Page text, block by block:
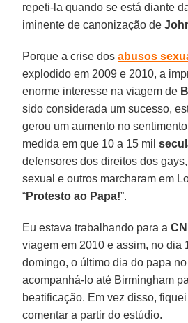
repeti-la quando se está diante
iminente de canonização de
Porque a crise dosabusos
explodido em 2009 e 2010, a
enorme interesse na viagem de
sido considerada um sucesso,
gerou um aumento no
medida em que 10 a 15 mil
defensores dos direitos dos
sexual e outros marcharam em
“Protesto ao Papa!”.
Eu estava trabalhando para a
viagem em 2010 e assim, no dia
domingo, o último dia do papa
acompanhá-lo até Birmingham
beatificação. Em vez disso,
comentar a partir do estúdio.